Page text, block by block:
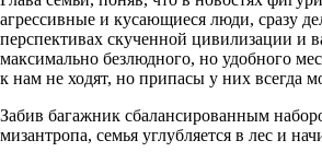
агрессивные и кусающиеся люди, сразу
перспективах скученной цивилизации и
максимально безлюдного, но удобного
к нам не ходят, но припасы у них всегда
Забив багажник сбалансированным
мизантропа, семья углубляется в лес и